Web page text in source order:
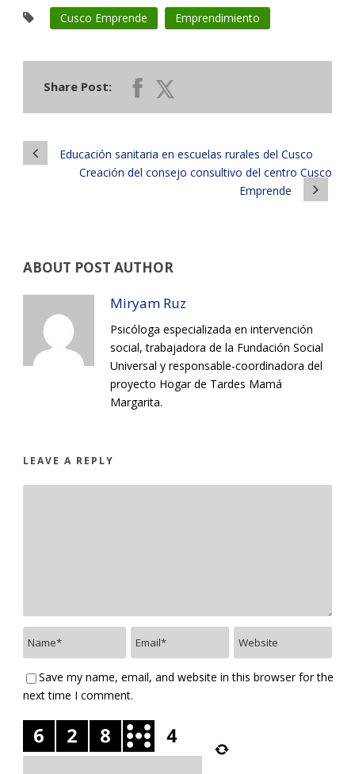
Cusco Emprende Emprendimiento
Share Post:
Educación sanitaria en escuelas rurales del Cusco
Creación del consejo consultivo del centro Cusco
Emprende
ABOUT POST AUTHOR
Miryam Ruz
Psicóloga especializada en intervención
social, trabajadora de la Fundación Social
Universal y responsable-coordinadora del
proyecto Hogar de Tardes Mamá
Margarita.
LEAVE A REPLY
Save my name, email, and website in this browser for the
next time I comment.